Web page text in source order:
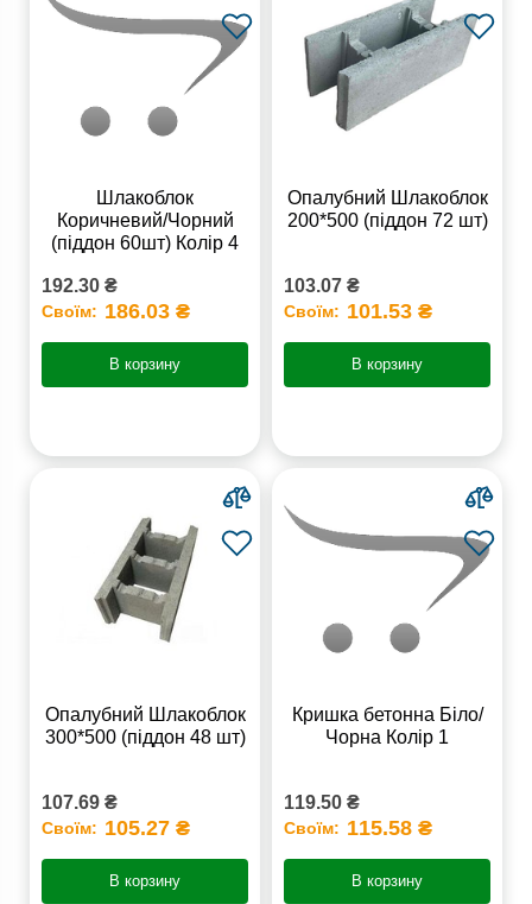
Шлакоблок
Коричневий/Чорний
(піддон 60шт) Колір 4
192.30 ₴
Своїм: 186.03 ₴
В корзину
Опалубний Шлакоблок
200*500 (піддон 72 шт)
103.07 ₴
Своїм: 101.53 ₴
В корзину
Опалубний Шлакоблок
300*500 (піддон 48 шт)
107.69 ₴
Своїм: 105.27 ₴
В корзину
Кришка бетонна Біло/
Чорна Колір 1
119.50 ₴
Своїм: 115.58 ₴
В корзину